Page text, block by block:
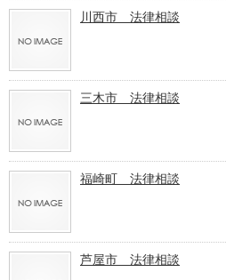
川西市 法律相談
三木市 法律相談
福崎町 法律相談
芦屋市 法律相談